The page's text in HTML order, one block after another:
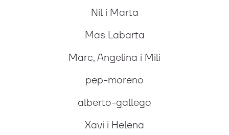
Nil i Marta
Mas Labarta
Marc, Angelina i Mili
pep-moreno
alberto-gallego
Xavi i Helena